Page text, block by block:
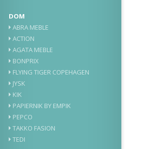
DOM
ABRA MEBLE
ACTION
AGATA MEBLE
BONPRIX
FLYING TIGER COPEHAGEN
JYSK
KIK
PAPIERNIK BY EMPIK
PEPCO
TAKKO FASION
TEDI